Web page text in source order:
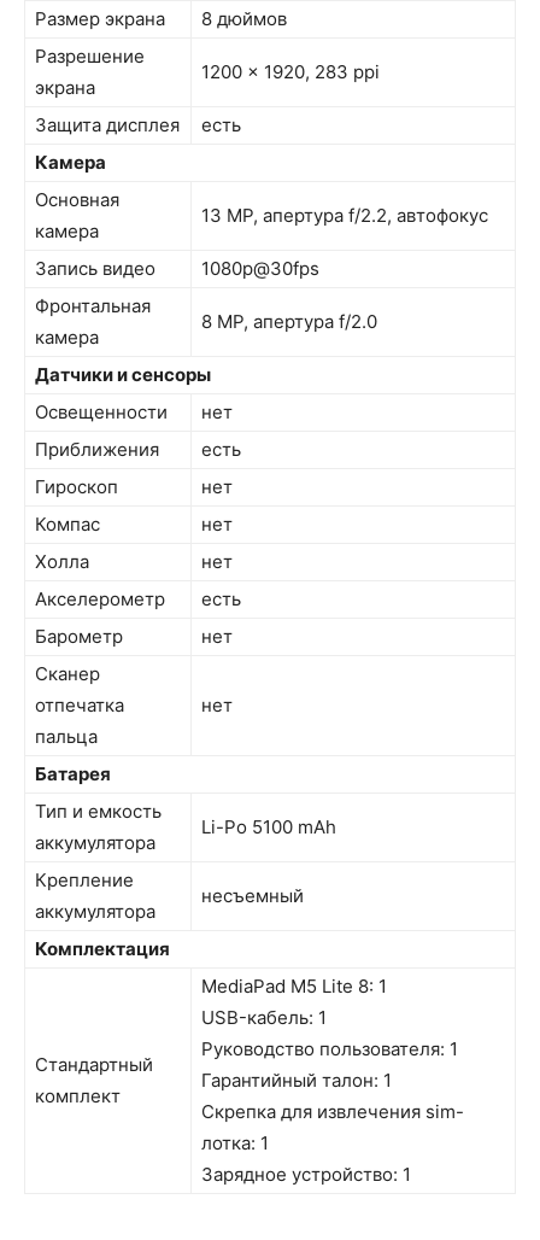
Размер экрана
8 дюймов
Разрешение
экрана
1200 x 1920, 283 ppi
Защита дисплея
есть
Камера
Основная
камера
13 MP, апертура f/2.2, автофокус
Запись видео
1080p@30fps
Фронтальная
камера
8 MP, апертура f/2.0
Датчики и сенсоры
Освещенности
нет
Приближения
есть
Гироскоп
нет
Компас
нет
Холла
нет
Акселерометр
есть
Барометр
нет
Сканер
отпечатка
пальца
нет
Батарея
Тип и емкость
аккумулятора
Li-Po 5100 mAh
Крепление
аккумулятора
несъемный
Комплектация
Стандартный
комплект
MediaPad M5 Lite 8: 1
USB-кабель: 1
Руководство пользователя: 1
Гарантийный талон: 1
Скрепка для извлечения sim-
лотка: 1
Зарядное устройство: 1